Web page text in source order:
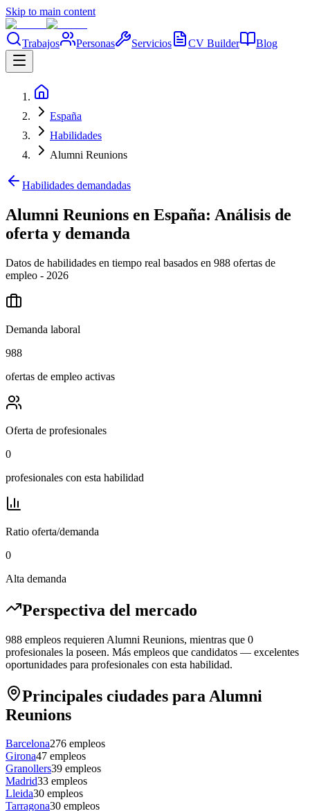
Skip to main content
Trabajos Personas Servicios CV Builder Blog
España
Habilidades
Alumni Reunions
Habilidades demandadas
Alumni Reunions en España: Análisis de
oferta y demanda
Datos de habilidades en tiempo real basados en 988 ofertas de
empleo - 2026
Demanda laboral
988
ofertas de empleo activas
Oferta de profesionales
0
profesionales con esta habilidad
Ratio oferta/demanda
0
Alta demanda
Perspectiva del mercado
988 empleos requieren Alumni Reunions, mientras que 0
profesionales la poseen. Más empleos que candidatos — excelentes
oportunidades para profesionales con esta habilidad.
Principales ciudades para Alumni
Reunions
Barcelona276 empleos
Girona47 empleos
Granollers39 empleos
Madrid33 empleos
Lleida30 empleos
Tarragona30 empleos